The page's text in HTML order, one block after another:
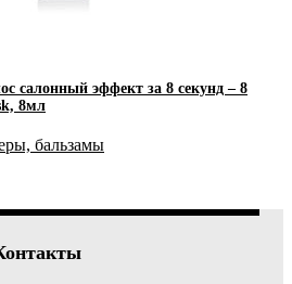
салонный эффект за 8 секунд – 8
8мл
бальзамы